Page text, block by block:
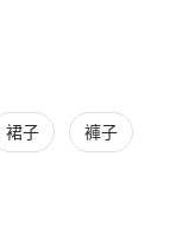
裙子 褲子